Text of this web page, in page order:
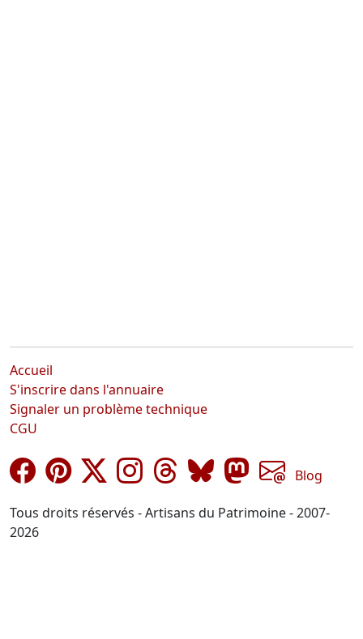
Accueil
S'inscrire dans l'annuaire
Signaler un problème technique
CGU
Blog
Tous droits réservés - Artisans du Patrimoine - 2007-
2026